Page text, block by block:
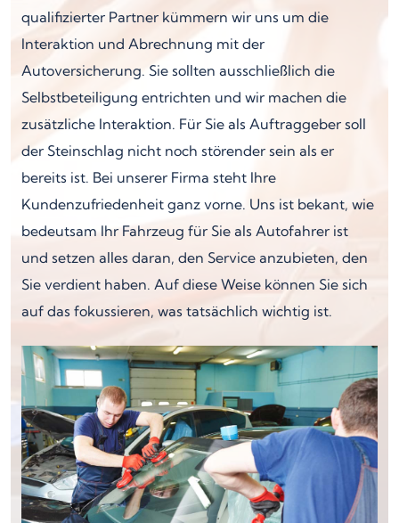
qualifizierter Partner kümmern wir uns um die
Interaktion und Abrechnung mit der
Autoversicherung. Sie sollten ausschließlich die
Selbstbeteiligung entrichten und wir machen die
zusätzliche Interaktion. Für Sie als Auftraggeber soll
der Steinschlag nicht noch störender sein als er
bereits ist. Bei unserer Firma steht Ihre
Kundenzufriedenheit ganz vorne. Uns ist bekant, wie
bedeutsam Ihr Fahrzeug für Sie als Autofahrer ist
und setzen alles daran, den Service anzubieten, den
Sie verdient haben. Auf diese Weise können Sie sich
auf das fokussieren, was tatsächlich wichtig ist.